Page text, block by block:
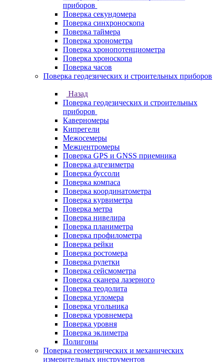
приборов
Поверка секундомера
Поверка синхроноскопа
Поверка таймера
Поверка хронометра
Поверка хронопотенциометра
Поверка хроноскопа
Поверка часов
Поверка геодезических и строительных приборов
Назад
Поверка геодезических и строительных
приборов
Каверномеры
Кипрегели
Межосемеры
Межцентромеры
Поверка GPS и GNSS приемника
Поверка адгезиметра
Поверка буссоли
Поверка компаса
Поверка координатометра
Поверка курвиметра
Поверка метра
Поверка нивелира
Поверка планиметра
Поверка профилометра
Поверка рейки
Поверка ростомера
Поверка рулетки
Поверка сейсмометра
Поверка сканера лазерного
Поверка теодолита
Поверка угломера
Поверка угольника
Поверка уровнемера
Поверка уровня
Поверка эклиметра
Полигоны
Поверка геометрических и механических
измерительных инструментов